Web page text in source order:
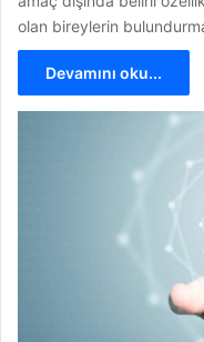
olan bireylerin
Devamını oku...